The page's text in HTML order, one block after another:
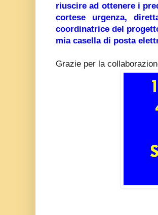
riuscire ad ottenere i
cortese urgenza,
coordinatrice del
mia casella di posta
Grazie per la
ELENCO